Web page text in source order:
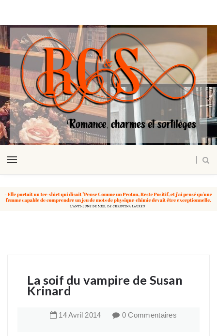
La soif du vampire de Susan
Krinard
14Avril 2014 0 Commentaires